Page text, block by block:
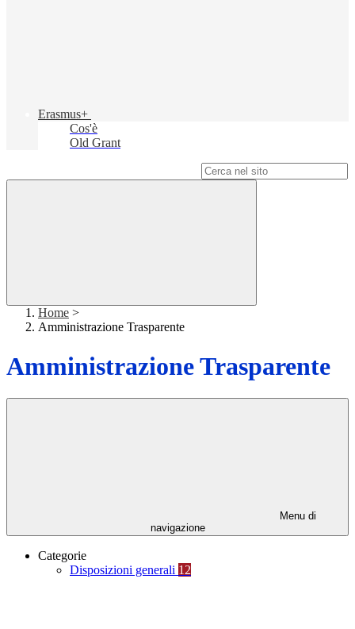
Erasmus+
Cos'è
Old Grant
Home >
Amministrazione Trasparente
Amministrazione Trasparente
Menu di
navigazione
Categorie
Disposizioni generali 12